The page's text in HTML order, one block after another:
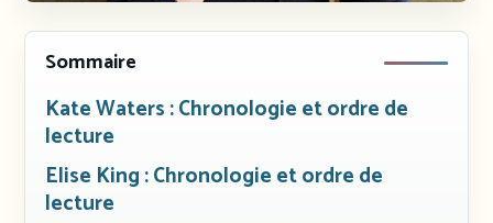
Sommaire
Kate Waters : Chronologie et ordre de
lecture
Elise King : Chronologie et ordre de
lecture